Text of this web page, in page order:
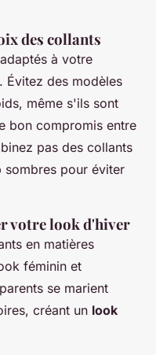
des collants
adaptés à votre
Évitez des modèles
même s'ils sont
bon compromis entre
pas des collants
sombres pour éviter
votre look d'hiver
en matières
féminin et
se marient
créant un look